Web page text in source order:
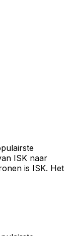
ISK naar
is ISK. Het